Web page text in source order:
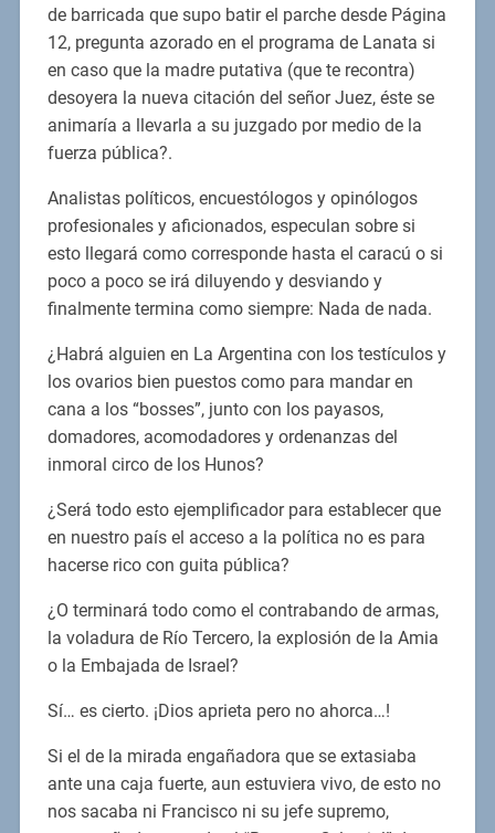
de barricada que supo batir el parche desde Página
12, pregunta azorado en el programa de Lanata si
en caso que la madre putativa (que te recontra)
desoyera la nueva citación del señor Juez, éste se
animaría a llevarla a su juzgado por medio de la
fuerza pública?.
Analistas políticos, encuestólogos y opinólogos
profesionales y aficionados, especulan sobre si
esto llegará como corresponde hasta el caracú o si
poco a poco se irá diluyendo y desviando y
finalmente termina como siempre: Nada de nada.
¿Habrá alguien en La Argentina con los testículos y
los ovarios bien puestos como para mandar en
cana a los “bosses”, junto con los payasos,
domadores, acomodadores y ordenanzas del
inmoral circo de los Hunos?
¿Será todo esto ejemplificador para establecer que
en nuestro país el acceso a la política no es para
hacerse rico con guita pública?
¿O terminará todo como el contrabando de armas,
la voladura de Río Tercero, la explosión de la Amia
o la Embajada de Israel?
Sí… es cierto. ¡Dios aprieta pero no ahorca…!
Si el de la mirada engañadora que se extasiaba
ante una caja fuerte, aun estuviera vivo, de esto no
nos sacaba ni Francisco ni su jefe supremo,